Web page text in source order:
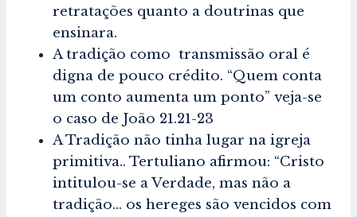
retratações quanto a doutrinas que
ensinara.
A tradição como transmissão oral é
digna de pouco crédito. “Quem conta
um conto aumenta um ponto” veja-se
o caso de João 21.21-23
A Tradição não tinha lugar na igreja
primitiva.. Tertuliano afirmou: “Cristo
intitulou-se a Verdade, mas não a
tradição… os hereges são vencidos com